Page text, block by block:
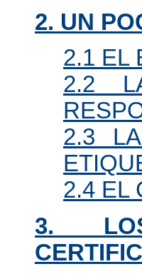
2. UN
2.1 EL
2.2
2.3
2.4 EL
3.